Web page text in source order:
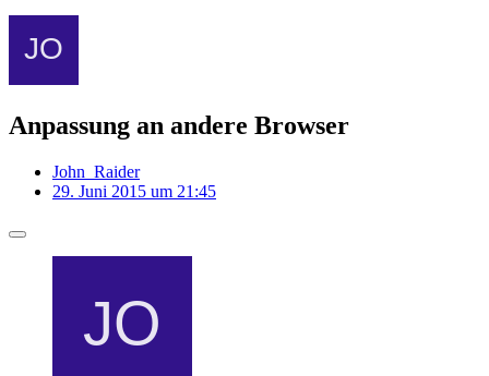
Anpassung an andere Browser
John_Raider
29. Juni 2015 um 21:45